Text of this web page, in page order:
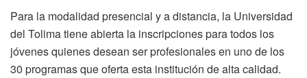
Para la modalidad presencial y a distancia, la Universidad
del Tolima tiene abierta la inscripciones para todos los
jóvenes quienes desean ser profesionales en uno de los
30 programas que oferta esta institución de alta calidad.